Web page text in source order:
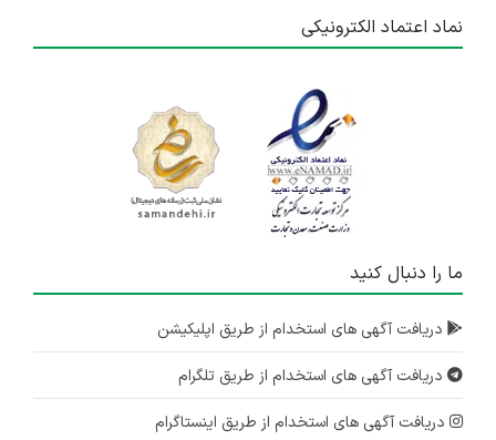
نماد اعتماد الکترونیکی
ما را دنبال کنید
دریافت آگهی های استخدام از طریق اپلیکیشن
دریافت آگهی های استخدام از طریق تلگرام
دریافت آگهی های استخدام از طریق اینستاگرام